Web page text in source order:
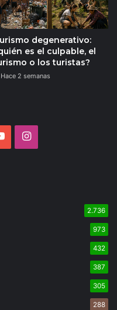
degenerativo:
es el culpable, el
o los turistas?
Hace 2 semanas
YouTubeInstagram
2.736
973
432
387
305
288